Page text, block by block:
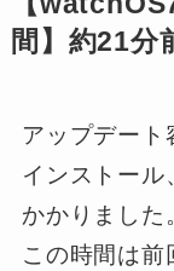
間】約21分
アップデー
インストー
かかりました
この時間は前